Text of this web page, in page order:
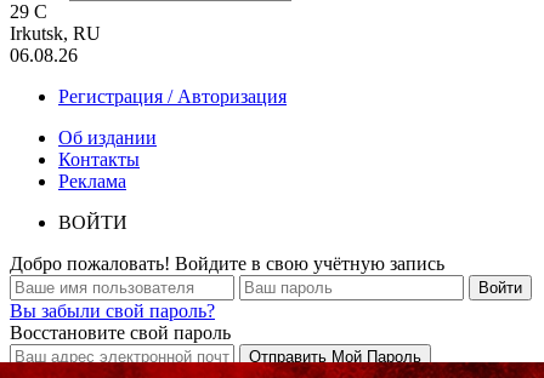
29 C
Irkutsk, RU
06.08.26
Регистрация / Авторизация
Об издании
Контакты
Реклама
ВОЙТИ
Добро пожаловать! Войдите в свою учётную запись
Вы забыли свой пароль?
Восстановите свой пароль